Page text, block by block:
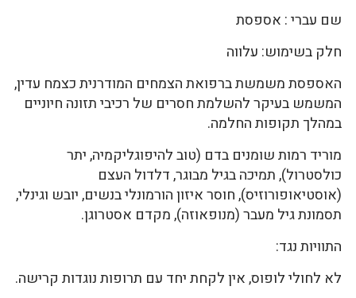
שם עברי : אספסת
חלק בשימוש: עלווה
האספסת משמשת ברפואת הצמחים המודרנית כצמח עדין,
המשמש בעיקר להשלמת חסרים של רכיבי תזונה חיוניים
במהלך תקופות החלמה.
מוריד רמות שומנים בדם (טוב להיפוגליקמיה, יתר
כולסטרול), תמיכה בגיל מבוגר, דלדול העצם
(אוסטיאופורוזיס), חוסר איזון הורמונלי בנשים, יובש וגינלי,
תסמונת גיל מעבר (מנופאוזה), מקדם אסטרוגן.
התוויות נגד:
לא לחולי לופוס, אין לקחת יחד עם תרופות נוגדות קרישה.